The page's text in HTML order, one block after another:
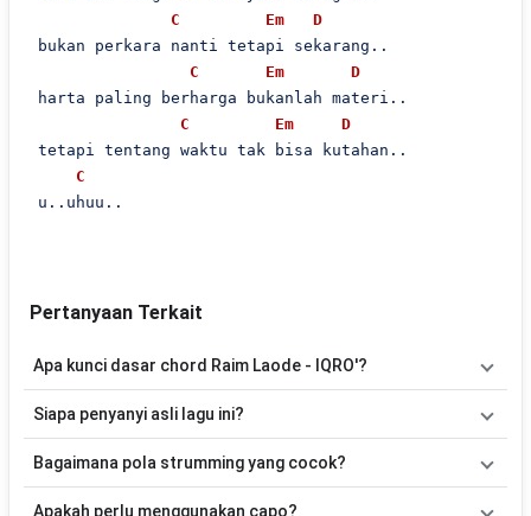
C
Em
D
bukan perkara nanti tetapi sekarang..
C
Em
D
harta paling berharga bukanlah materi..
C
Em
D
tetapi tentang waktu tak bisa kutahan..
C
u..uhuu..
Pertanyaan Terkait
Apa kunci dasar chord Raim Laode - IQRO'?
Versi chord ini telah disederhanakan sehingga lebih mudah
memainkan lagu ini.
Siapa penyanyi asli lagu ini?
Pada halaman ini tersedia versi chord gitar yang lebih mudah
Bagaimana pola strumming yang cocok?
Apakah perlu menggunakan capo?